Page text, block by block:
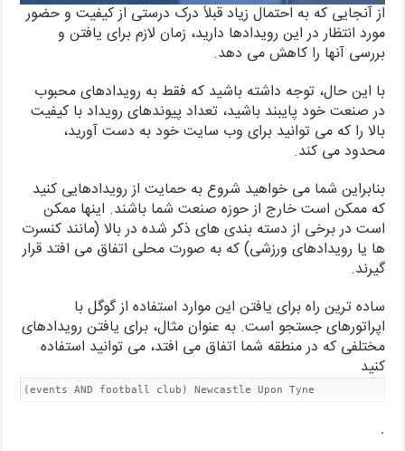
از آنجایی که به احتمال زیاد قبلاً درک درستی از کیفیت و حضور
مورد انتظار در این رویدادها دارید، زمان لازم برای یافتن و
بررسی آنها را کاهش می دهد.
با این حال، توجه داشته باشید که فقط به رویدادهای محبوب
در صنعت خود پایبند باشید، تعداد پیوندهای رویداد با کیفیت
بالا را که می توانید برای وب سایت خود به دست آورید،
محدود می کند.
بنابراین شما می خواهید شروع به حمایت از رویدادهایی کنید
که ممکن است خارج از حوزه صنعت شما باشند. اینها ممکن
است در برخی از دسته بندی های ذکر شده در بالا (مانند کنسرت
ها یا رویدادهای ورزشی) که به صورت محلی اتفاق می افتد قرار
گیرند.
ساده ترین راه برای یافتن این موارد استفاده از گوگل با
اپراتورهای جستجو است. به عنوان مثال، برای یافتن رویدادهای
مختلفی که در منطقه شما اتفاق می افتد، می توانید استفاده
کنید
(events AND football club) Newcastle Upon Tyne
.